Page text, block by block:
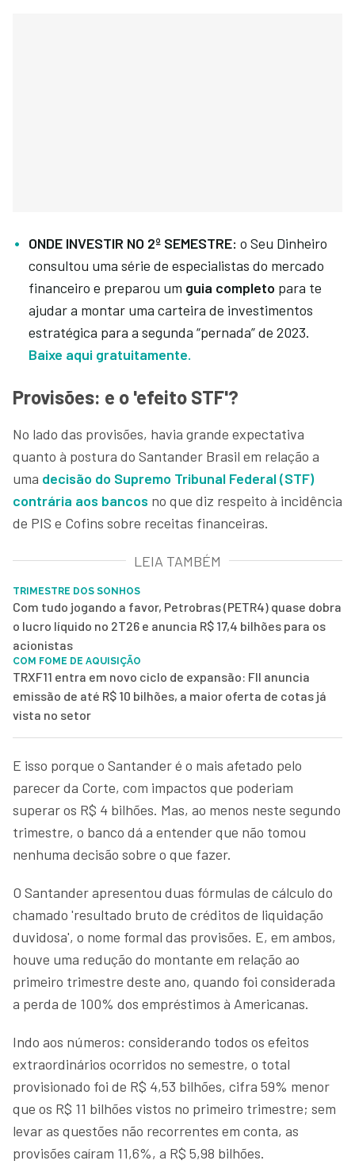
ONDE INVESTIR NO 2º SEMESTRE: o Seu Dinheiro
consultou uma série de especialistas do mercado
financeiro e preparou um guia completo para te
ajudar a montar uma carteira de investimentos
estratégica para a segunda “pernada” de 2023.
Baixe aqui gratuitamente.
Provisões: e o 'efeito STF'?
No lado das provisões, havia grande expectativa
quanto à postura do Santander Brasil em relação a
uma decisão do Supremo Tribunal Federal (STF)
contrária aos bancos no que diz respeito à incidência
de PIS e Cofins sobre receitas financeiras.
LEIA TAMBÉM
TRIMESTRE DOS SONHOS
Com tudo jogando a favor, Petrobras (PETR4) quase dobra
o lucro líquido no 2T26 e anuncia R$ 17,4 bilhões para os
acionistas
COM FOME DE AQUISIÇÃO
TRXF11 entra em novo ciclo de expansão: FII anuncia
emissão de até R$ 10 bilhões, a maior oferta de cotas já
vista no setor
E isso porque o Santander é o mais afetado pelo
parecer da Corte, com impactos que poderiam
superar os R$ 4 bilhões. Mas, ao menos neste segundo
trimestre, o banco dá a entender que não tomou
nenhuma decisão sobre o que fazer.
O Santander apresentou duas fórmulas de cálculo do
chamado 'resultado bruto de créditos de liquidação
duvidosa', o nome formal das provisões. E, em ambos,
houve uma redução do montante em relação ao
primeiro trimestre deste ano, quando foi considerada
a perda de 100% dos empréstimos à Americanas.
Indo aos números: considerando todos os efeitos
extraordinários ocorridos no semestre, o total
provisionado foi de R$ 4,53 bilhões, cifra 59% menor
que os R$ 11 bilhões vistos no primeiro trimestre; sem
levar as questões não recorrentes em conta, as
provisões caíram 11,6%, a R$ 5,98 bilhões.